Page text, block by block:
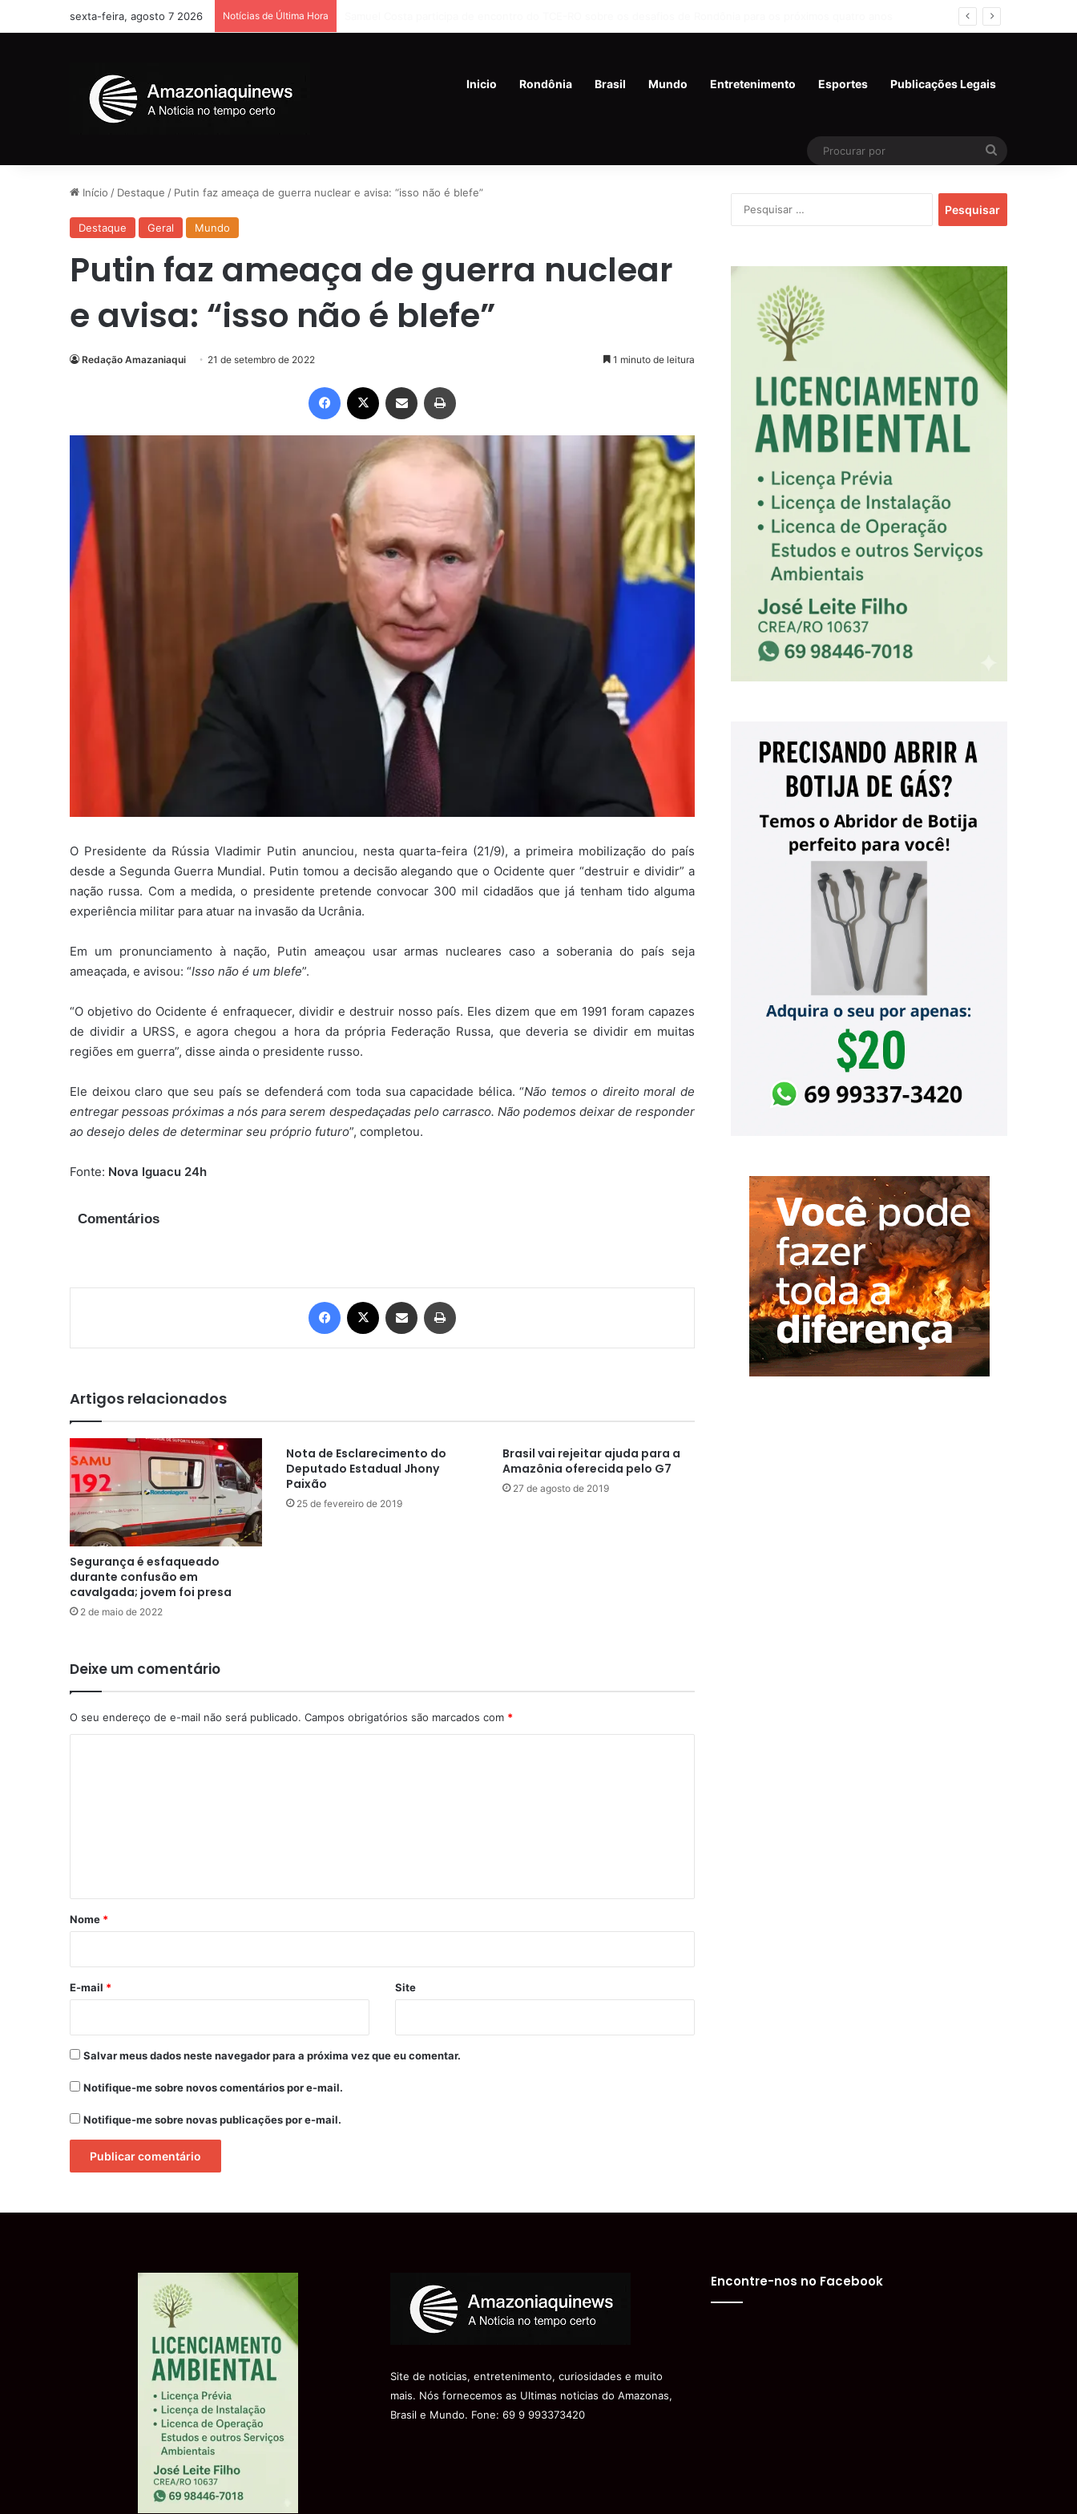
sexta-feira, agosto 7 2026 Notícias de Última Hora
Inicio Rondônia Brasil Mundo Entretenimento Esportes Publicações Legais
Procurar
Início / Destaque / Putin faz ameaça de guerra nuclear e avisa: “isso não é blefe”
Destaque Geral Mundo
Putin faz ameaça de guerra nuclear
e avisa: “isso não é blefe”
Redação Amazaniaqui 21 de setembro de 2022 1 minuto de leitura
Facebook Compartilhar via e-mail
O Presidente da Rússia Vladimir Putin anunciou, nesta quarta-feira (21/9), a primeira mobilização do país
desde a Segunda Guerra Mundial. Putin tomou a decisão alegando que o Ocidente quer “destruir e dividir” a
nação russa. Com a medida, o presidente pretende convocar 300 mil cidadãos que já tenham tido alguma
experiência militar para atuar na invasão da Ucrânia.
Em um pronunciamento à nação, Putin ameaçou usar armas nucleares caso a soberania do país seja
ameaçada, e avisou: “Isso não é um blefe”.
“O objetivo do Ocidente é enfraquecer, dividir e destruir nosso país. Eles dizem que em 1991 foram capazes
de dividir a URSS, e agora chegou a hora da própria Federação Russa, que deveria se dividir em muitas
regiões em guerra”, disse ainda o presidente russo.
Ele deixou claro que seu país se defenderá com toda sua capacidade bélica. “Não temos o direito moral de
entregar pessoas próximas a nós para serem despedaçadas pelo carrasco. Não podemos deixar de responder
ao desejo deles de determinar seu próprio futuro”, completou.
Fonte: Nova Iguacu 24h
Comentários
Facebook Compartilhar via e-mail
Artigos relacionados
Segurança é esfaqueado
durante confusão em
cavalgada; jovem foi presa
2 de maio de 2022
Nota de Esclarecimento do
Deputado Estadual Jhony
Paixão
25 de fevereiro de 2019
Brasil vai rejeitar ajuda para a
Amazônia oferecida pelo G7
27 de agosto de 2019
Deixe um comentário
O seu endereço de e-mail não será publicado. Campos obrigatórios são marcados com *
r
*
Nome *
E-mail * Site
Salvar meus dados neste navegador para a próxima vez que eu comentar.
Notifique-me sobre novos comentários por e-mail.
Notifique-me sobre novas publicações por e-mail.
por:
Site de noticias, entretenimento, curiosidades e muito
mais. Nós fornecemos as Ultimas noticias do Amazonas,
Brasil e Mundo. Fone: 69 9 993373420
Encontre-nos no Facebook